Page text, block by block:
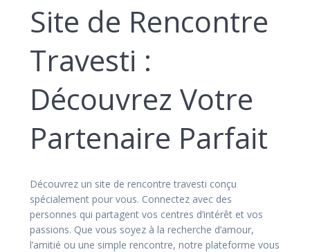
Site de Rencontre
Travesti :
Découvrez Votre
Partenaire Parfait
Découvrez un site de rencontre travesti conçu
spécialement pour vous. Connectez avec des
personnes qui partagent vos centres d’intérêt et vos
passions. Que vous soyez à la recherche d’amour,
l’amitié ou une simple rencontre, notre plateforme vous